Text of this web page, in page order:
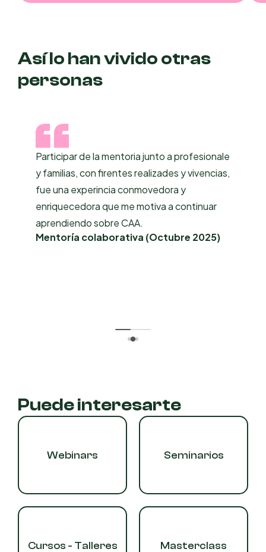
Así lo han vivido otras
personas
Participar de la mentoria junto a profesionale
y familias, con firentes realizades y vivencias,
fue una experincia conmovedora y
enriquecedora que me motiva a continuar
aprendiendo sobre CAA.
Mentoría colaborativa (Octubre 2025)
Puede interesarte
Webinars Seminarios
Cursos - Talleres Masterclass